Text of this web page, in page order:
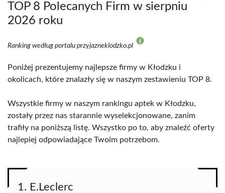
TOP 8 Polecanych Firm w sierpniu
2026 roku
Ranking według portalu przyjazneklodzko.pl
Poniżej prezentujemy najlepsze firmy w Kłodzku i
okolicach, które znalazły się w naszym zestawieniu TOP 8.
Wszystkie firmy w naszym rankingu aptek w Kłodzku,
zostały przez nas starannie wyselekcjonowane, zanim
trafiły na poniższą listę. Wszystko po to, aby znaleźć oferty
najlepiej odpowiadające Twoim potrzebom.
1. E.Leclerc